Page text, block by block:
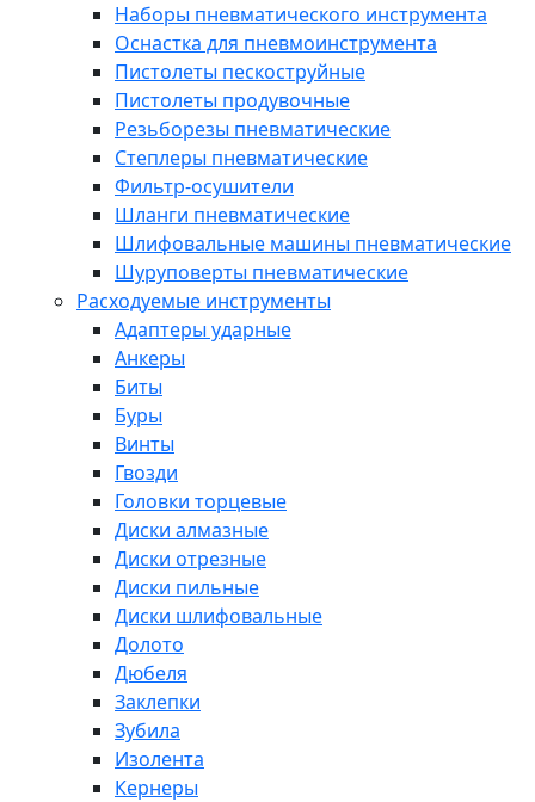
Наборы пневматического инструмента
Оснастка для пневмоинструмента
Пистолеты пескоструйные
Пистолеты продувочные
Резьборезы пневматические
Степлеры пневматические
Фильтр-осушители
Шланги пневматические
Шлифовальные машины пневматические
Шуруповерты пневматические
Расходуемые инструменты
Адаптеры ударные
Анкеры
Биты
Буры
Винты
Гвозди
Головки торцевые
Диски алмазные
Диски отрезные
Диски пильные
Диски шлифовальные
Долото
Дюбеля
Заклепки
Зубила
Изолента
Кернеры